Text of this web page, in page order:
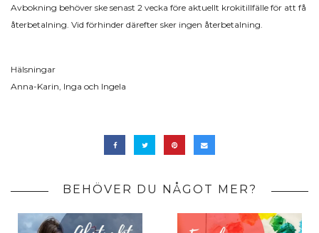
Avbokning behöver ske senast 2 vecka före aktuellt krokitillfälle för att få
återbetalning. Vid förhinder därefter sker ingen återbetalning.
Hälsningar
Anna-Karin, Inga och Ingela
BEHÖVER DU NÅGOT MER?